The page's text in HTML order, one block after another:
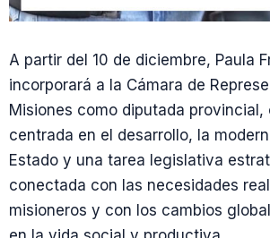
A partir del 10 de diciembre, Paula
incorporará a la Cámara de
Misiones como diputada provincial,
centrada en el desarrollo, la
Estado y una tarea legislativa
conectada con las necesidades
misioneros y con los cambios